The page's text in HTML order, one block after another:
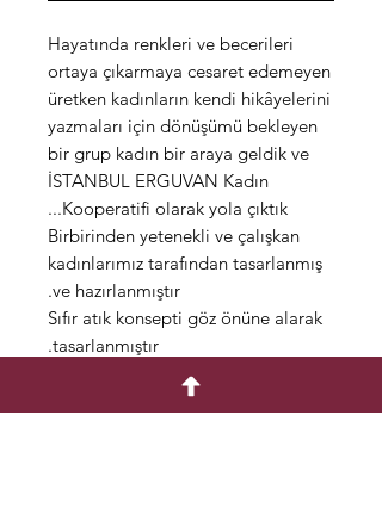
Hayatında renkleri ve becerileri
ortaya çıkarmaya cesaret edemeyen
üretken kadınların kendi hikâyelerini
yazmaları için dönüşümü bekleyen
bir grup kadın bir araya geldik ve
İSTANBUL ERGUVAN Kadın
Kooperatifi olarak yola çıktık...
Birbirinden yetenekli ve çalışkan
kadınlarımız tarafından tasarlanmış
ve hazırlanmıştır.
Sıfır atık konsepti göz önüne alarak
tasarlanmıştır.
Bu durumda desenler değişiklik